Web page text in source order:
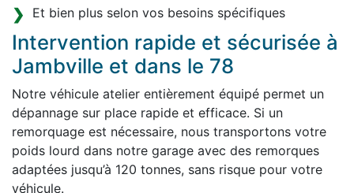
Et bien plus selon vos besoins spécifiques
Intervention rapide et sécurisée à
Jambville et dans le 78
Notre véhicule atelier entièrement équipé permet un
dépannage sur place rapide et efficace. Si un
remorquage est nécessaire, nous transportons votre
poids lourd dans notre garage avec des remorques
adaptées jusqu’à 120 tonnes, sans risque pour votre
véhicule.